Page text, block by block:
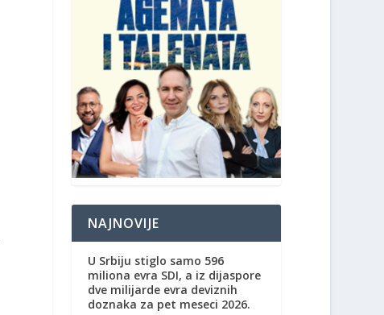
NAJNOVIJE
U Srbiju stiglo samo 596
miliona evra SDI, a iz dijaspore
dve milijarde evra deviznih
doznaka za pet meseci 2026.